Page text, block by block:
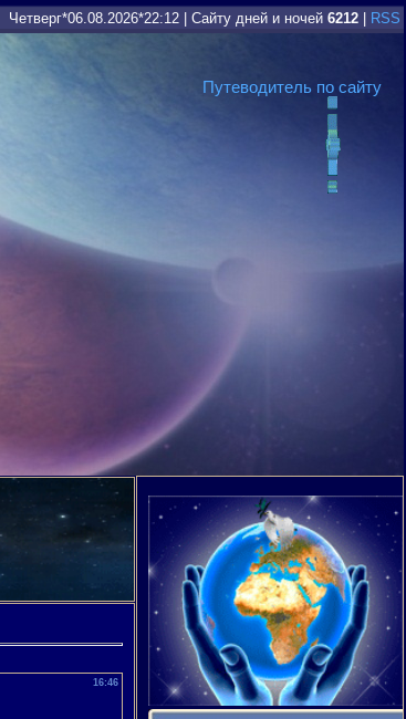
Четверг*06.08.2026*22:12 Сайту дней и ночей 6212 RSS
Путеводитель по сайту
16:46